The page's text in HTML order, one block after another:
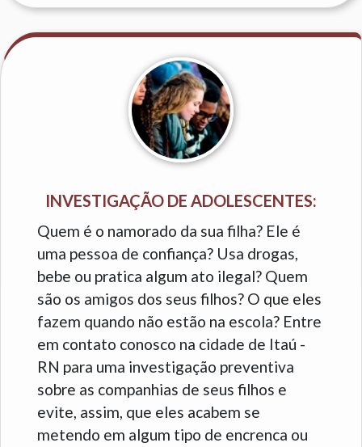
INVESTIGAÇÃO DE ADOLESCENTES:
Quem é o namorado da sua filha? Ele é
uma pessoa de confiança? Usa drogas,
bebe ou pratica algum ato ilegal? Quem
são os amigos dos seus filhos? O que eles
fazem quando não estão na escola? Entre
em contato conosco na cidade de Itaú -
RN para uma investigação preventiva
sobre as companhias de seus filhos e
evite, assim, que eles acabem se
metendo em algum tipo de encrenca ou